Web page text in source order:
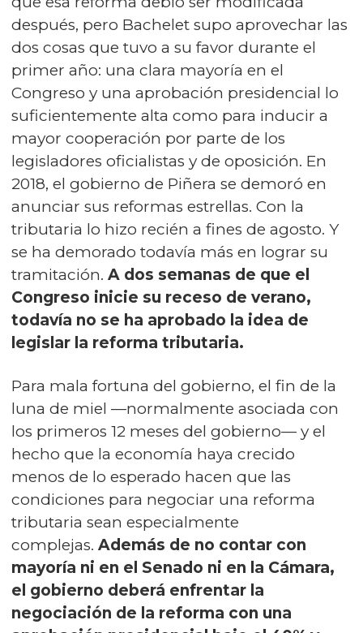
después, pero Bachelet supo aprovechar las
dos cosas que tuvo a su favor durante el
primer año: una clara mayoría en el
Congreso y una aprobación presidencial lo
suficientemente alta como para inducir a
mayor cooperación por parte de los
legisladores oficialistas y de oposición. En
2018, el gobierno de Piñera se demoró en
anunciar sus reformas estrellas. Con la
tributaria lo hizo recién a fines de agosto. Y
se ha demorado todavía más en lograr su
tramitación. A dos semanas de que el
Congreso inicie su receso de verano,
todavía no se ha aprobado la idea de
legislar la reforma tributaria.
Para mala fortuna del gobierno, el fin de la
luna de miel —normalmente asociada con
los primeros 12 meses del gobierno— y el
hecho que la economía haya crecido
menos de lo esperado hacen que las
condiciones para negociar una reforma
tributaria sean especialmente
complejas. Además de no contar con
mayoría ni en el Senado ni en la Cámara,
el gobierno deberá enfrentar la
negociación de la reforma con una